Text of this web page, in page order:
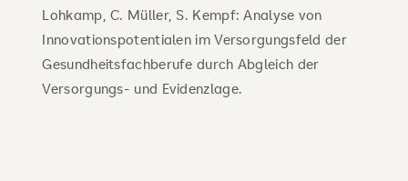
Lohkamp, C. Müller, S. Kempf: Analyse von
Innovationspotentialen im Versorgungsfeld der
Gesundheitsfachberufe durch Abgleich der
Versorgungs- und Evidenzlage.